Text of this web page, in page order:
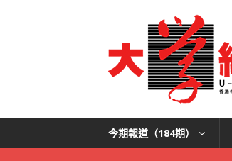
今期報道（184期）